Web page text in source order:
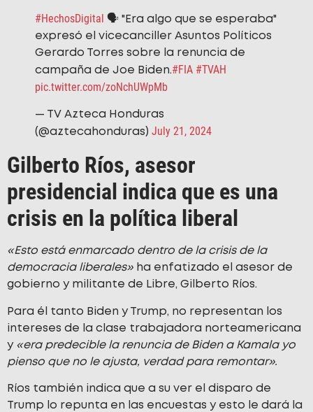
#HechosDigital 🗣️ "Era algo que se esperaba"
expresó el vicecanciller Asuntos Políticos
Gerardo Torres sobre la renuncia de
campaña de Joe Biden.#FIA #TVAH
pic.twitter.com/zoNchUWpMb
— TV Azteca Honduras
(@aztecahonduras) July 21, 2024
Gilberto Ríos, asesor
presidencial indica que es una
crisis en la política liberal
«Esto está enmarcado dentro de la crisis de la
democracia liberales» ha enfatizado el asesor de
gobierno y militante de Libre, Gilberto Ríos.
Para él tanto Biden y Trump, no representan los
intereses de la clase trabajadora norteamericana
y «era predecible la renuncia de Biden a Kamala yo
pienso que no le ajusta, verdad para remontar».
Ríos también indica que a su ver el disparo de
Trump lo repunta en las encuestas y esto le dará la